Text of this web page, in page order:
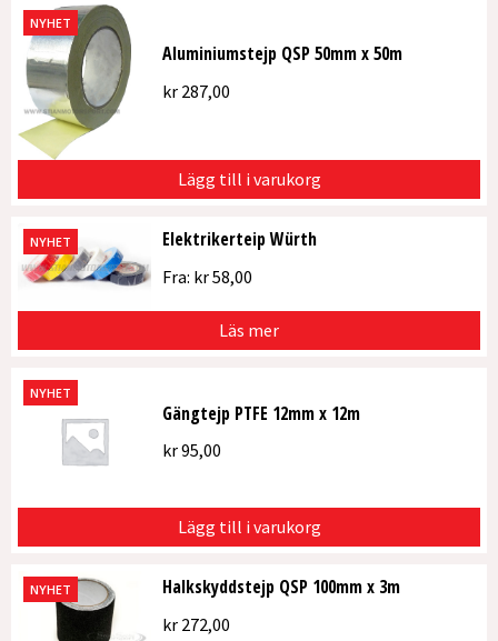
NYHET
Aluminiumstejp QSP 50mm x 50m
kr287,00
Lägg till i varukorg
NYHET Elektrikerteip Würth
Fra: kr58,00
Läs mer
NYHET
Gängtejp PTFE 12mm x 12m
kr95,00
Lägg till i varukorg
NYHET Halkskyddstejp QSP 100mm x 3m
kr272,00